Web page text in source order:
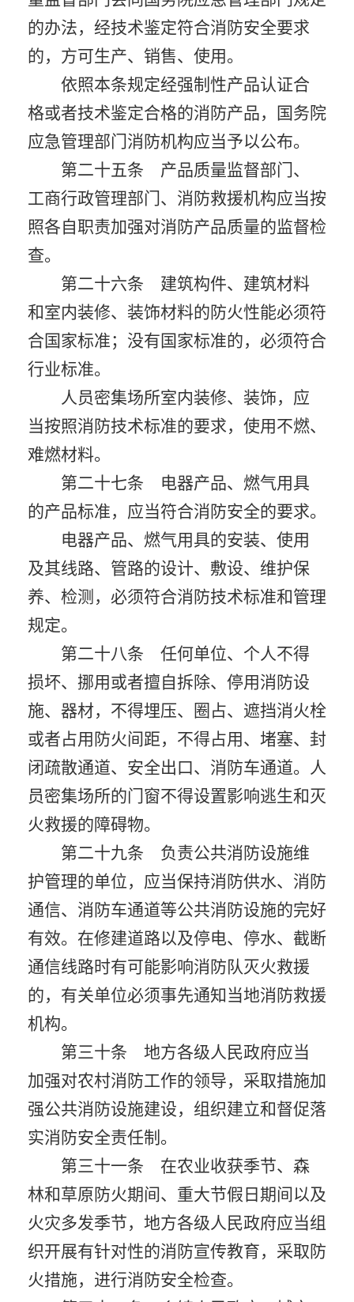
的办法，经技术鉴定符合消防安全要求
的，方可生产、销售、使用。
依照本条规定经强制性产品认证合
格或者技术鉴定合格的消防产品，国务院
应急管理部门消防机构应当予以公布。
第二十五条 产品质量监督部门、
工商行政管理部门、消防救援机构应当按
照各自职责加强对消防产品质量的监督检
查。
第二十六条 建筑构件、建筑材料
和室内装修、装饰材料的防火性能必须符
合国家标准；没有国家标准的，必须符合
行业标准。
人员密集场所室内装修、装饰，应
当按照消防技术标准的要求，使用不燃、
难燃材料。
第二十七条 电器产品、燃气用具
的产品标准，应当符合消防安全的要求。
电器产品、燃气用具的安装、使用
及其线路、管路的设计、敷设、维护保
养、检测，必须符合消防技术标准和管理
规定。
第二十八条 任何单位、个人不得
损坏、挪用或者擅自拆除、停用消防设
施、器材，不得埋压、圈占、遮挡消火栓
或者占用防火间距，不得占用、堵塞、封
闭疏散通道、安全出口、消防车通道。人
员密集场所的门窗不得设置影响逃生和灭
火救援的障碍物。
第二十九条 负责公共消防设施维
护管理的单位，应当保持消防供水、消防
通信、消防车通道等公共消防设施的完好
有效。在修建道路以及停电、停水、截断
通信线路时有可能影响消防队灭火救援
的，有关单位必须事先通知当地消防救援
机构。
第三十条 地方各级人民政府应当
加强对农村消防工作的领导，采取措施加
强公共消防设施建设，组织建立和督促落
实消防安全责任制。
第三十一条 在农业收获季节、森
林和草原防火期间、重大节假日期间以及
火灾多发季节，地方各级人民政府应当组
织开展有针对性的消防宣传教育，采取防
火措施，进行消防安全检查。